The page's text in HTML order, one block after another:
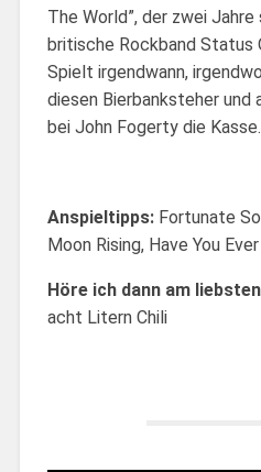
The World”, der zwei
britische Rockband Status
Spielt irgendwann,
diesen Bierbanksteher und
bei John Fogerty die
Anspieltipps: Fortunate
Moon Rising, Have You
Höre ich dann am
acht Litern Chili